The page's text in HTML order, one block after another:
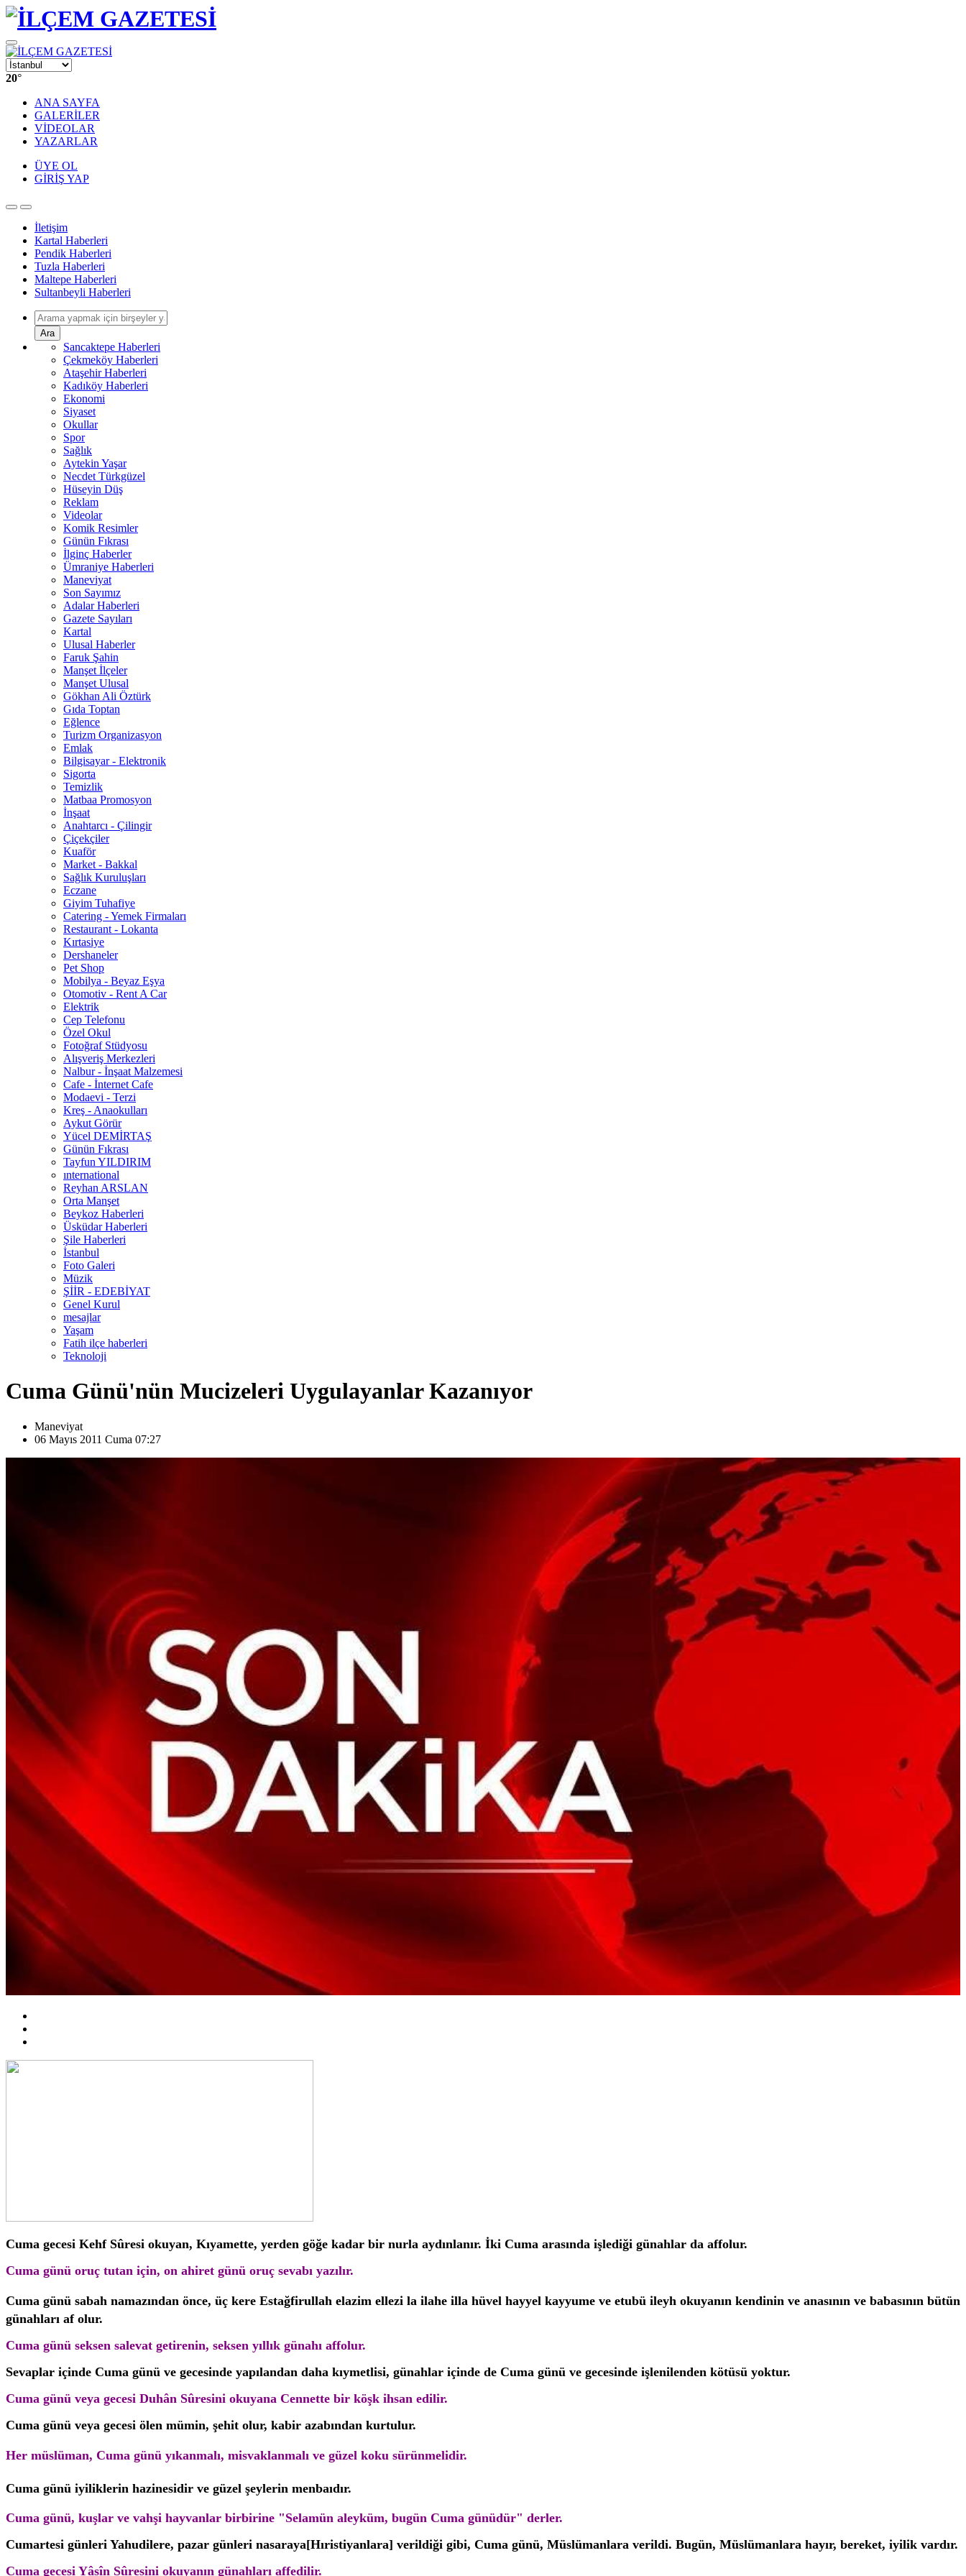
20°
ANA SAYFA
GALERİLER
VİDEOLAR
YAZARLAR
ÜYE OL
GİRİŞ YAP
İletişim
Kartal Haberleri
Pendik Haberleri
Tuzla Haberleri
Maltepe Haberleri
Sultanbeyli Haberleri
Ara
Sancaktepe Haberleri
Çekmeköy Haberleri
Ataşehir Haberleri
Kadıköy Haberleri
Ekonomi
Siyaset
Okullar
Spor
Sağlık
Aytekin Yaşar
Necdet Türkgüzel
Hüseyin Düş
Reklam
Videolar
Komik Resimler
Günün Fıkrası
İlginç Haberler
Ümraniye Haberleri
Maneviyat
Son Sayımız
Adalar Haberleri
Gazete Sayıları
Kartal
Ulusal Haberler
Faruk Şahin
Manşet İlçeler
Manşet Ulusal
Gökhan Ali Öztürk
Gıda Toptan
Eğlence
Turizm Organizasyon
Emlak
Bilgisayar - Elektronik
Sigorta
Temizlik
Matbaa Promosyon
İnşaat
Anahtarcı - Çilingir
Çiçekçiler
Kuaför
Market - Bakkal
Sağlık Kuruluşları
Eczane
Giyim Tuhafiye
Catering - Yemek Firmaları
Restaurant - Lokanta
Kırtasiye
Dershaneler
Pet Shop
Mobilya - Beyaz Eşya
Otomotiv - Rent A Car
Elektrik
Cep Telefonu
Özel Okul
Fotoğraf Stüdyosu
Alışveriş Merkezleri
Nalbur - İnşaat Malzemesi
Cafe - İnternet Cafe
Modaevi - Terzi
Kreş - Anaokulları
Aykut Görür
Yücel DEMİRTAŞ
Günün Fıkrası
Tayfun YILDIRIM
ınternational
Reyhan ARSLAN
Orta Manşet
Beykoz Haberleri
Üsküdar Haberleri
Şile Haberleri
İstanbul
Foto Galeri
Müzik
ŞİİR - EDEBİYAT
Genel Kurul
mesajlar
Yaşam
Fatih ilçe haberleri
Teknoloji
Cuma Günü'nün Mucizeleri Uygulayanlar Kazanıyor
Maneviyat
06 Mayıs 2011 Cuma 07:27
Cuma gecesi Kehf Sûresi okuyan, Kıyamette, yerden göğe kadar bir nurla aydınlanır. İki Cuma arasında işlediği günahlar da affolur.
Cuma günü oruç tutan için, on ahiret günü oruç sevabı yazılır.
Cuma günü sabah namazından önce, üç kere Estağfirullah elazim ellezi la ilahe illa hüvel hayyel kayyume ve etubü ileyh okuyanın kendinin ve anasının ve babasının bütün
günahları af olur.
Cuma günü seksen salevat getirenin, seksen yıllık günahı affolur.
Sevaplar içinde Cuma günü ve gecesinde yapılandan daha kıymetlisi, günahlar içinde de Cuma günü ve gecesinde işlenilenden kötüsü yoktur.
Cuma günü veya gecesi Duhân Sûresini okuyana Cennette bir köşk ihsan edilir.
Cuma günü veya gecesi ölen mümin, şehit olur, kabir azabından kurtulur.
Her müslüman, Cuma günü yıkanmalı, misvaklanmalı ve güzel koku sürünmelidir.
Cuma günü iyiliklerin hazinesidir ve güzel şeylerin menbaıdır.
Cuma günü, kuşlar ve vahşi hayvanlar birbirine "Selamün aleyküm, bugün Cuma günüdür" derler.
Cumartesi günleri Yahudilere, pazar günleri nasaraya[Hıristiyanlara] verildiği gibi, Cuma günü, Müslümanlara verildi. Bugün, Müslümanlara hayır, bereket, iyilik vardır.
Cuma gecesi Yâsîn Sûresini okuyanın günahları affedilir.